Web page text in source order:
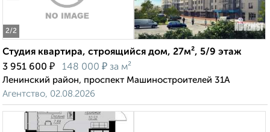
2/2
Студия квартира, строящийся дом, 27м², 5/9 этаж
3 951 600 ₽ 148 000 ₽ за м²
Ленинский район, проспект Машиностроителей 31А
Агентство, 02.08.2026